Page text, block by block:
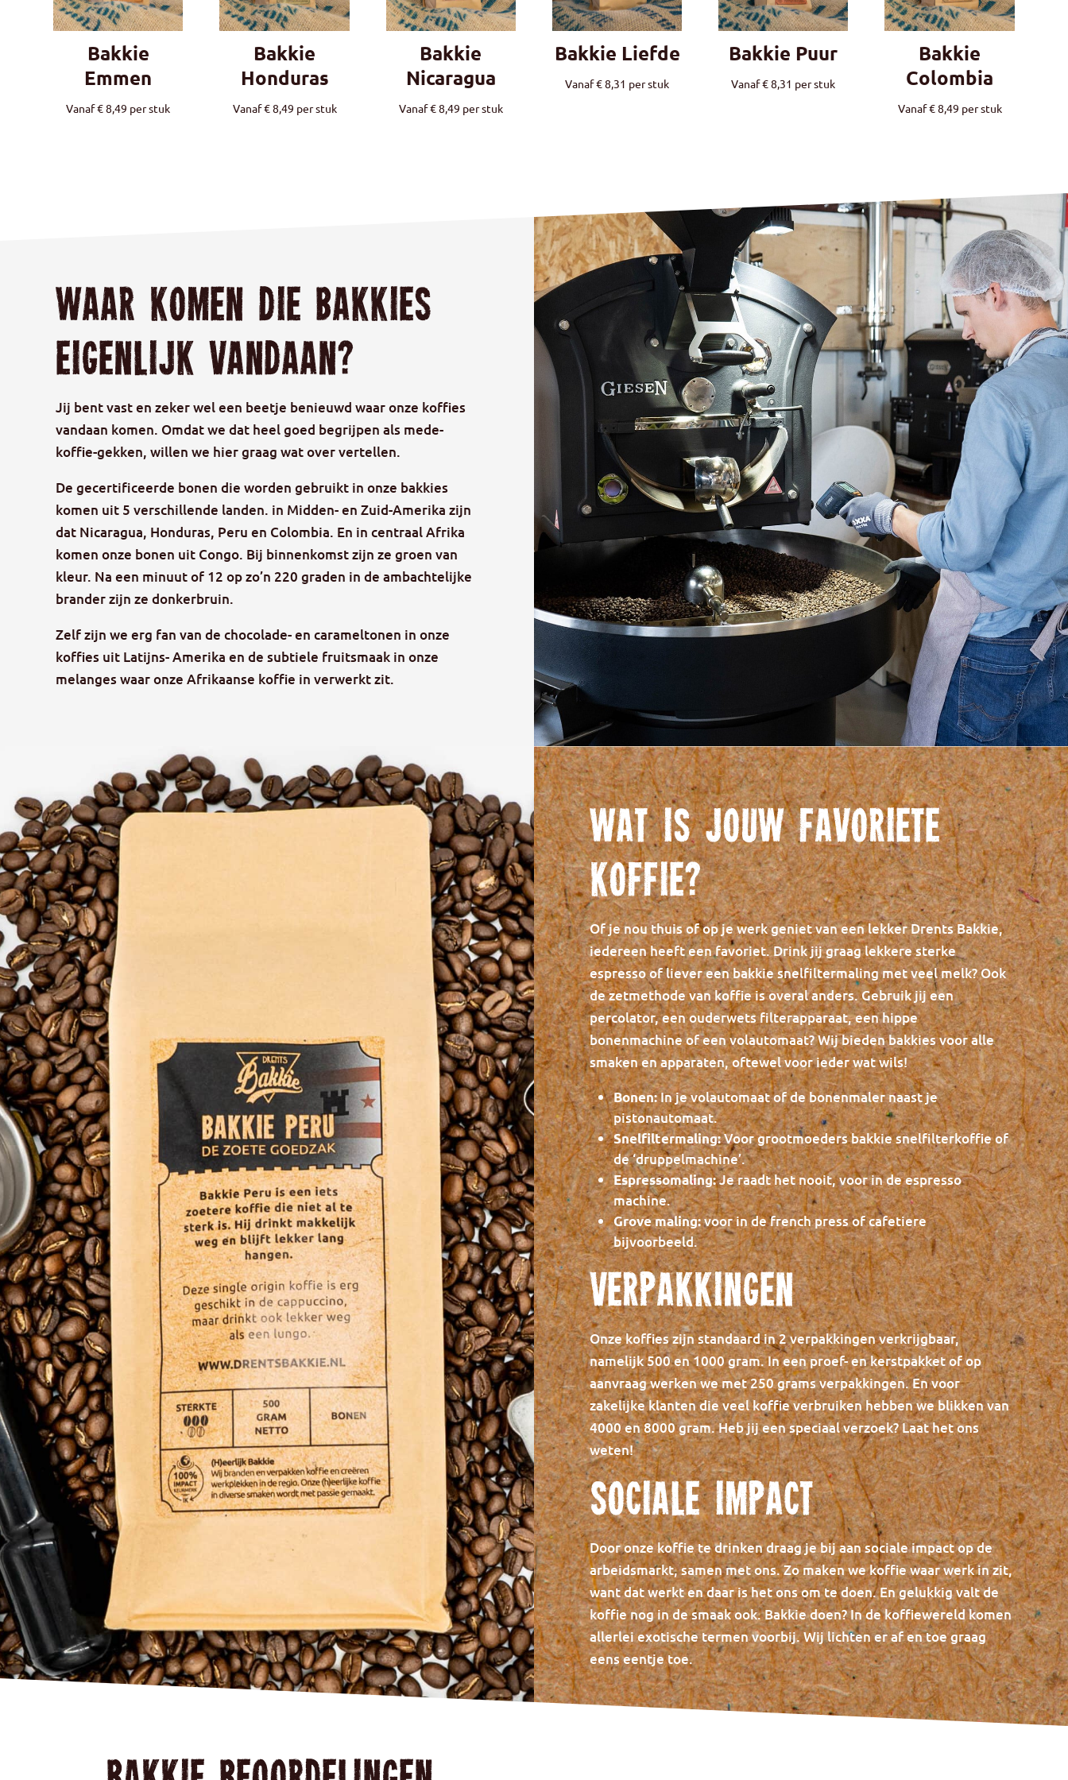
Bakkie
Emmen
Vanaf€8,49 per stuk
Bakkie
Honduras
Vanaf€8,49 per stuk
Bakkie
Nicaragua
Vanaf€8,49 per stuk
Bakkie Liefde
Vanaf€8,31 per stuk
Bakkie Puur
Vanaf€8,31 per stuk
Bakkie
Colombia
Vanaf€8,49 per stuk
Waar komen die bakkies
eigenlijk vandaan?
Jij bent vast en zeker wel een beetje benieuwd waar onze koffies
vandaan komen. Omdat we dat heel goed begrijpen als mede-
koffie-gekken, willen we hier graag wat over vertellen.
De gecertificeerde bonen die worden gebruikt in onze bakkies
komen uit 5 verschillende landen. in Midden- en Zuid-Amerika zijn
dat Nicaragua, Honduras, Peru en Colombia. En in centraal Afrika
komen onze bonen uit Congo. Bij binnenkomst zijn ze groen van
kleur. Na een minuut of 12 op zo’n 220 graden in de ambachtelijke
brander zijn ze donkerbruin.
Zelf zijn we erg fan van de chocolade- en carameltonen in onze
koffies uit Latijns- Amerika en de subtiele fruitsmaak in onze
melanges waar onze Afrikaanse koffie in verwerkt zit.
Wat is jouw favoriete
koffie?
Of je nou thuis of op je werk geniet van een lekker Drents Bakkie,
iedereen heeft een favoriet. Drink jij graag lekkere sterke
espresso of liever een bakkie snelfiltermaling met veel melk? Ook
de zetmethode van koffie is overal anders. Gebruik jij een
percolator, een ouderwets filterapparaat, een hippe
bonenmachine of een volautomaat? Wij bieden bakkies voor alle
smaken en apparaten, oftewel voor ieder wat wils!
Bonen:In je volautomaat of de bonenmaler naast je
pistonautomaat.
Snelfiltermaling:Voor grootmoeders bakkie snelfilterkoffie of
de ‘druppelmachine’.
Espressomaling:Je raadt het nooit, voor in de espresso
machine.
Grove maling:voor in de french press of cafetiere
bijvoorbeeld.
Verpakkingen
Onze koffies zijn standaard in 2 verpakkingen verkrijgbaar,
namelijk 500 en 1000 gram. In een proef- en kerstpakket of op
aanvraag werken we met 250 grams verpakkingen. En voor
zakelijke klanten die veel koffie verbruiken hebben we blikken van
4000 en 8000 gram. Heb jij een speciaal verzoek? Laat het ons
weten!
Sociale impact
Door onze koffie te drinken draag je bij aan sociale impact op de
arbeidsmarkt, samen met ons. Zo maken we koffie waar werk in zit,
want dat werkt en daar is het ons om te doen. En gelukkig valt de
koffie nog in de smaak ook. Bakkie doen? In de koffiewereld komen
allerlei exotische termen voorbij. Wij lichten er af en toe graag
eens eentje toe.